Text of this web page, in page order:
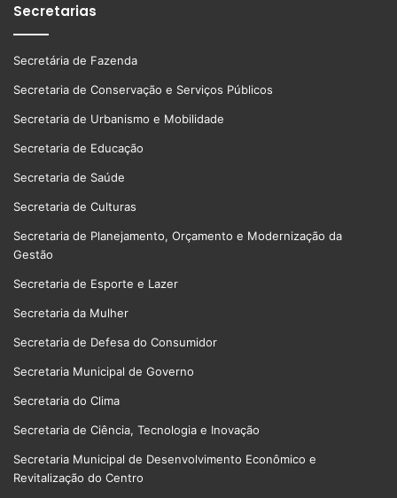
Secretarias
Secretária de Fazenda
Secretaria de Conservação e Serviços Públicos
Secretaria de Urbanismo e Mobilidade
Secretaria de Educação
Secretaria de Saúde
Secretaria de Culturas
Secretaria de Planejamento, Orçamento e Modernização da
Gestão
Secretaria de Esporte e Lazer
Secretaria da Mulher
Secretaria de Defesa do Consumidor
Secretaria Municipal de Governo
Secretaria do Clima
Secretaria de Ciência, Tecnologia e Inovação
Secretaria Municipal de Desenvolvimento Econômico e
Revitalização do Centro